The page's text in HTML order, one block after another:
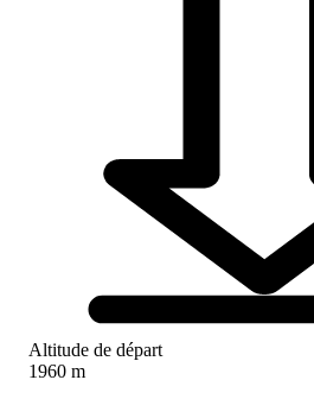
Altitude de départ
1960 m